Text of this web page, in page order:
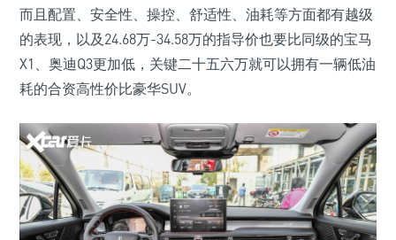
而且配置、安全性、操控、舒适性、油耗等方面都有越级
的表现，以及24.68万-34.58万的指导价也要比同级的宝马
X1、奥迪Q3更加低，关键二十五六万就可以拥有一辆低油
耗的合资高性价比豪华SUV。